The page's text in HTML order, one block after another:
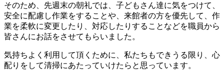
し
た
～
へ
の
そのため、先週末の朝礼では、子どもさん達に気をつけて、
安全に配慮し作業をすることや、来館者の方を優先して、作
業を柔軟に変更したり、対応したりすることなどを職員から
皆さんにお話をさせてもらいました。
気持ちよく利用して頂くために、私たちもできうる限り、心
配りをして清掃にあたっていけたらと思っています。